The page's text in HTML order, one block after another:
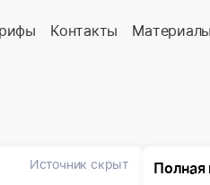
Контакты Материалы
Источник скрыт Полная